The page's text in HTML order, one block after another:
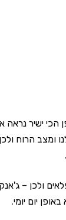
הכי ישיר
ומצב הרוח
פלאים ולכן –
יום יומי.